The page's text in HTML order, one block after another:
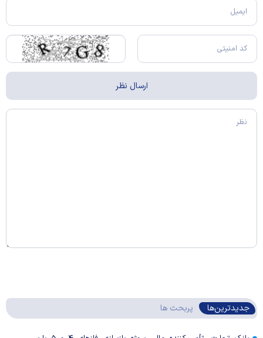
جدیدترین‌ها پربحث ها